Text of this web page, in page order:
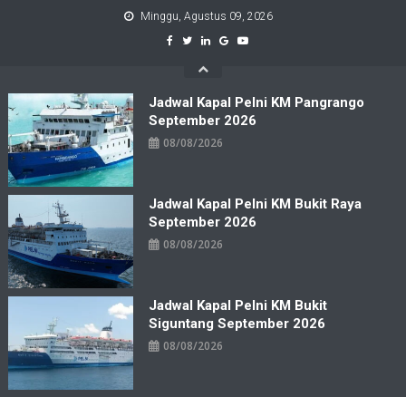
Minggu, Agustus 09, 2026
Jadwal Kapal Pelni KM Pangrango
September 2026
08/08/2026
Jadwal Kapal Pelni KM Bukit Raya
September 2026
08/08/2026
Jadwal Kapal Pelni KM Bukit
Siguntang September 2026
08/08/2026